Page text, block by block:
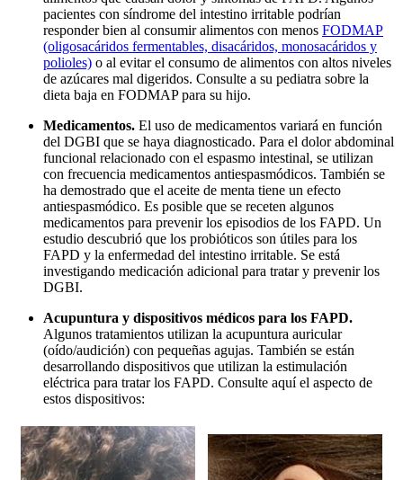
pacientes con síndrome del intestino irritable podrían
responder bien al consumir alimentos con menos FODMAP
(oligosacáridos fermentables, disacáridos, monosacáridos y
polioles) o al evitar el consumo de alimentos con altos niveles
de azúcares mal digeridos. Consulte a su pediatra sobre la
dieta baja en FODMAP para su hijo.
Medicamentos. El uso de medicamentos variará en función
del DGBI que se haya diagnosticado. Para el dolor abdominal
funcional relacionado con el espasmo intestinal, se utilizan
con frecuencia medicamentos antiespasmódicos. También se
ha demostrado que el aceite de menta tiene un efecto
antiespasmódico. Es posible que se receten algunos
medicamentos para prevenir los episodios de los FAPD. Un
estudio descubrió que los probióticos son útiles para los
FAPD y la enfermedad del intestino irritable. Se está
investigando medicación adicional para tratar y prevenir los
DGBI.
Acupuntura y dispositivos médicos para los FAPD.
Algunos tratamientos utilizan la acupuntura auricular
(oído/audición) con pequeñas agujas. También se están
desarrollando dispositivos que utilizan la estimulación
eléctrica para tratar los FAPD. Consulte aquí el aspecto de
estos dispositivos: